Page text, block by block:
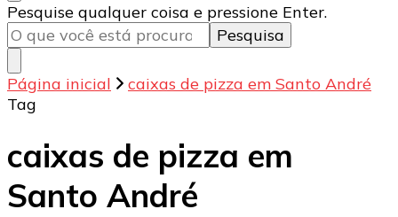
Procurando
algo?
Pesquise qualquer coisa e pressione Enter.
Página inicial
caixas de pizza em Santo André
Tag
caixas de pizza em
Santo André